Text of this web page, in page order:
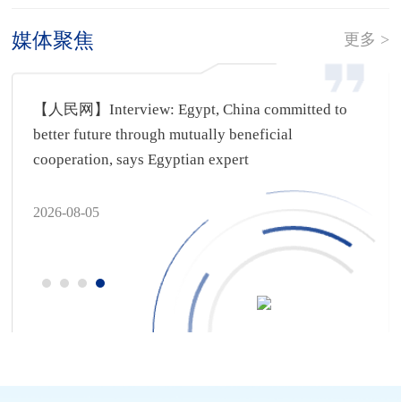
媒体聚焦 更多 >
【人民网】Interview: Egypt, China committed to
better future through mutually beneficial
cooperation, says Egyptian expert
2026-08-05